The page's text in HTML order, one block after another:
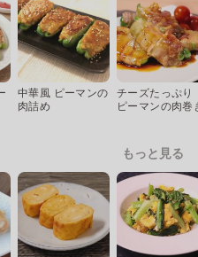
中華風 ピーマンの
肉詰め
チーズたっぷり
ピーマンの肉巻
もっと見る